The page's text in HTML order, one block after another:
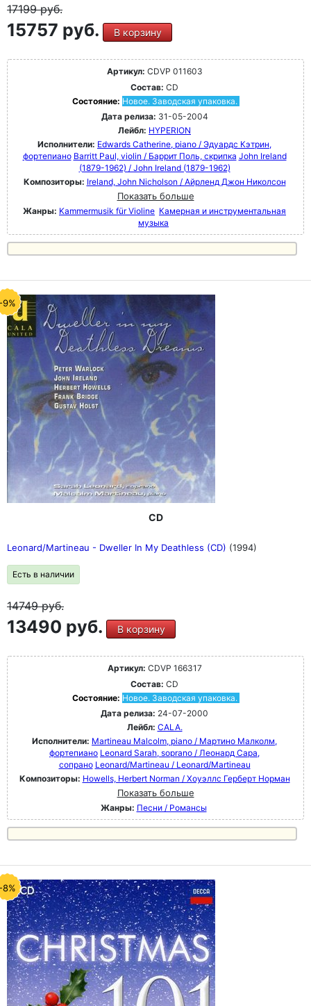
17199руб.
15757 руб. В корзину
Артикул: CDVP 011603
Состав: CD
Состояние: Новое. Заводская упаковка.
Дата релиза: 31-05-2004
Лейбл: HYPERION
Исполнители: Edwards Catherine, piano / Эдуардс Кэтрин,
фортепиано Barritt Paul, violin / Баррит Поль, скрипка John Ireland
(1879-1962) / John Ireland (1879-1962)
Композиторы: Ireland, John Nicholson / Айрленд Джон Николсон
Показать больше
Жанры: Kammermusik für Violine Камерная и инструментальная
музыка
9%
CD
Leonard/Martineau - Dweller In My Deathless (CD) (1994)
Есть в наличии
14749руб.
13490 руб. В корзину
Артикул: CDVP 166317
Состав: CD
Состояние: Новое. Заводская упаковка.
Дата релиза: 24-07-2000
Лейбл: CALA.
Исполнители: Martineau Malcolm, piano / Мартино Малколм,
фортепиано Leonard Sarah, soprano / Леонард Сара,
сопрано Leonard/Martineau / Leonard/Martineau
Композиторы: Howells, Herbert Norman / Хоуэллс Герберт Норман
Показать больше
Жанры: Песни / Романсы
8%